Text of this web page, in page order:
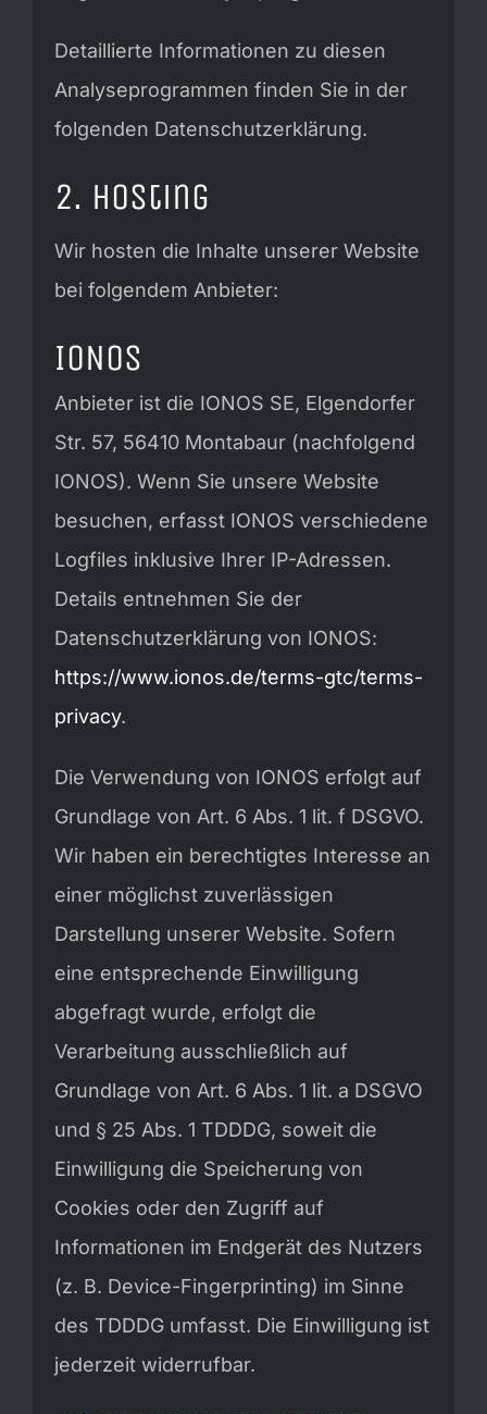
Detaillierte Informationen zu diesen
Analyseprogrammen finden Sie in der
folgenden Datenschutzerklärung.
2. Hosting
Wir hosten die Inhalte unserer Website
bei folgendem Anbieter:
IONOS
Anbieter ist die IONOS SE, Elgendorfer
Str. 57, 56410 Montabaur (nachfolgend
IONOS). Wenn Sie unsere Website
besuchen, erfasst IONOS verschiedene
Logfiles inklusive Ihrer IP-Adressen.
Details entnehmen Sie der
Datenschutzerklärung von IONOS:
https://www.ionos.de/terms-gtc/terms-
privacy.
Die Verwendung von IONOS erfolgt auf
Grundlage von Art. 6 Abs. 1 lit. f DSGVO.
Wir haben ein berechtigtes Interesse an
einer möglichst zuverlässigen
Darstellung unserer Website. Sofern
eine entsprechende Einwilligung
abgefragt wurde, erfolgt die
Verarbeitung ausschließlich auf
Grundlage von Art. 6 Abs. 1 lit. a DSGVO
und § 25 Abs. 1 TDDDG, soweit die
Einwilligung die Speicherung von
Cookies oder den Zugriff auf
Informationen im Endgerät des Nutzers
(z. B. Device-Fingerprinting) im Sinne
des TDDDG umfasst. Die Einwilligung ist
jederzeit widerrufbar.